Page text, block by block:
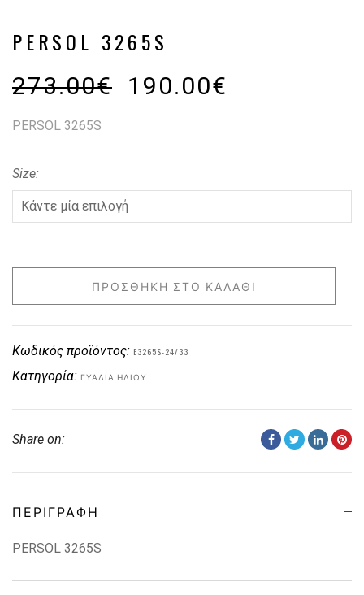
PERSOL 3265S
273.00€ 190.00€
PERSOL 3265S
Size
ΠΡΟΣΘΉΚΗ ΣΤΟ ΚΑΛΆΘΙ
Κωδικός προϊόντος: E3265S-24/33
Κατηγορία: ΓΥΑΛΙΆ ΗΛΊΟΥ
Share on:
ΠΕΡΙΓΡΑΦΉ
PERSOL 3265S